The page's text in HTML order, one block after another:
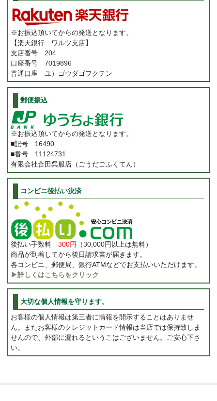
※お振込頂いてからの発送となります。
【楽天銀行 ワルツ支店】
支店番号 204
口座番号 7019896
普通口座 ユ）ゴウダゴフクテン
郵便振込
※お振込頂いてからの発送となります。
■記号 16490
■番号 11124731
有限会社合田呉服店（ごうだごふくてん）
コンビニ後払い決済
後払い手数料 300円
（30,000円以上は無料）
商品が到着してから後日請求書が届きます。
各コンビニ、郵便局、銀行ATMなどでお支払いいただけます。
▶詳しくはこちらをクリック
大切な個人情報を守ります。
お客様の個人情報は第三者に情報を開示することはありませ
ん。またお客様のクレジットカード情報は当店では保持致しま
せんので、外部に漏れるというこはございません。ご安心下さ
い。